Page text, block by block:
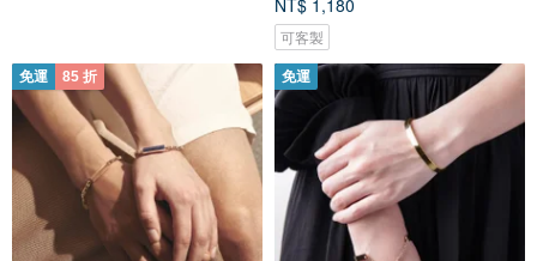
NT$ 1,180
可客製
免運 85 折 免運